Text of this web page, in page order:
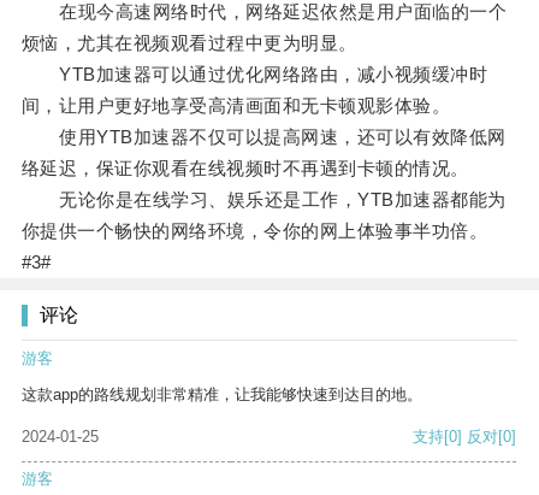
在现今高速网络时代，网络延迟依然是用户面临的一个
烦恼，尤其在视频观看过程中更为明显。
YTB加速器可以通过优化网络路由，减小视频缓冲时
间，让用户更好地享受高清画面和无卡顿观影体验。
使用YTB加速器不仅可以提高网速，还可以有效降低网
络延迟，保证你观看在线视频时不再遇到卡顿的情况。
无论你是在线学习、娱乐还是工作，YTB加速器都能为
你提供一个畅快的网络环境，令你的网上体验事半功倍。
#3#
评论
游客
这款app的路线规划非常精准，让我能够快速到达目的地。
2024-01-25 支持[0] 反对[0]
游客